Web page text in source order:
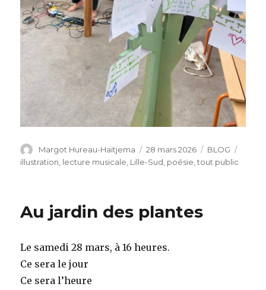
Auteur
Margot Hureau-Haitjema
Publié
le
28 mars 2026 Catégories
BLOG
illustration lecture musicale Lille-Sud poésie ,tout public
Au jardin des plantes
Le samedi 28 mars, à 16 heures.
Ce sera le jour
Ce sera l’heure